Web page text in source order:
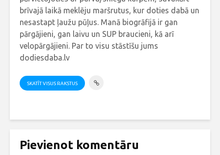
brīvajā laikā meklēju maršrutus, kur doties dabā un
nesastapt ļaužu pūļus. Manā biogrāfijā ir gan
pārgājieni, gan laivu un SUP braucieni, kā arī
velopārgājieni. Par to visu stāstīšu jums
dodiesdaba.lv
SKATĪT VISUS RAKSTUS
Pievienot komentāru